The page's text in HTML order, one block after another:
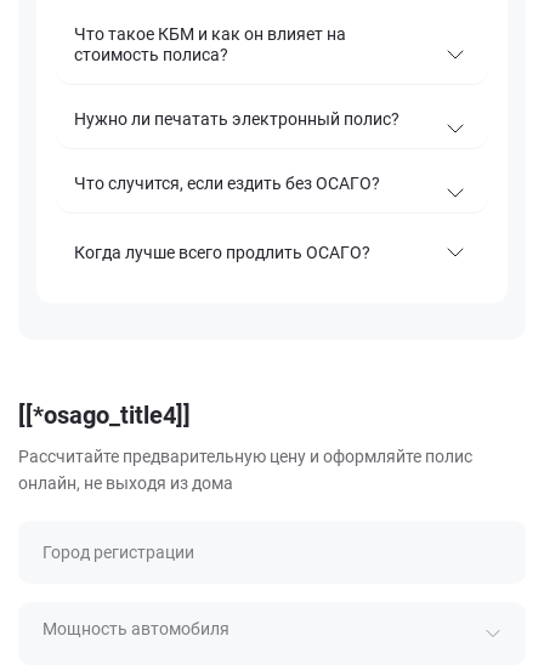
Что такое КБМ и как он влияет на
стоимость полиса?
Нужно ли печатать электронный полис?
Что случится, если ездить без ОСАГО?
Когда лучше всего продлить ОСАГО?
[[*osago_title4]]
Рассчитайте предварительную цену и оформляйте полис
онлайн, не выходя из дома
Город регистрации
Мощность автомобиля